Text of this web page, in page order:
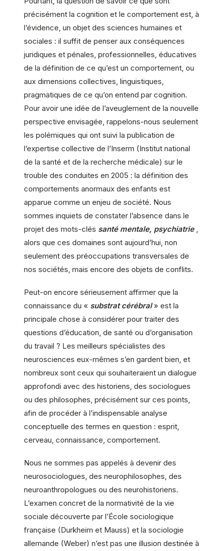
précisément la cognition et le comportement est, à
l’évidence, un objet des sciences humaines et
sociales : il suffit de penser aux conséquences
juridiques et pénales, professionnelles, éducatives
de la définition de ce qu’est un comportement, ou
aux dimensions collectives, linguistiques,
pragmatiques de ce qu’on entend par cognition.
Pour avoir une idée de l’aveuglement de la nouvelle
perspective envisagée, rappelons-nous seulement
les polémiques qui ont suivi la publication de
l’expertise collective de l’Inserm (Institut national
de la santé et de la recherche médicale) sur le
trouble des conduites en 2005 : la définition des
comportements anormaux des enfants est
apparue comme un enjeu de société. Nous
sommes inquiets de constater l’absence dans le
projet des mots-clés santé mentale, psychiatrie ,
alors que ces domaines sont aujourd’hui, non
seulement des préoccupations transversales de
nos sociétés, mais encore des objets de conflits.
Peut-on encore sérieusement affirmer que la
connaissance du « substrat cérébral » est la
principale chose à considérer pour traiter des
questions d’éducation, de santé ou d’organisation
du travail ? Les meilleurs spécialistes des
neurosciences eux-mêmes s’en gardent bien, et
nombreux sont ceux qui souhaiteraient un dialogue
approfondi avec des historiens, des sociologues
ou des philosophes, précisément sur ces points,
afin de procéder à l’indispensable analyse
conceptuelle des termes en question : esprit,
cerveau, connaissance, comportement.
Nous ne sommes pas appelés à devenir des
neurosociologues, des neurophilosophes, des
neuroanthropologues ou des neurohistoriens.
L’examen concret de la normativité de la vie
sociale découverte par l’École sociologique
française (Durkheim et Mauss) et la sociologie
allemande (Weber) n’est pas une illusion destinée à